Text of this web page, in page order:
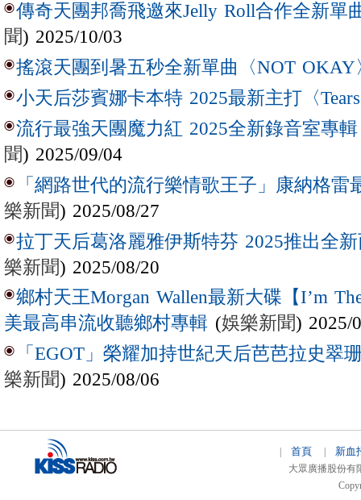
傳奇天團邦喬飛邀來Jelly Roll合作全新單
聞) 2025/10/03
搖滾天團到暑五秒全新單曲〈NOT OKAY
小天后莎賓娜卡本特 2025最新主打〈
流行最強天團魔力紅 2025全新錄音室專
聞) 2025/09/04
「網路世代的流行樂情歌王子」康納格雷
樂新聞) 2025/08/27
拉丁天后葛洛麗雅伊斯特芬 2025推出全新
樂新聞) 2025/08/20
鄉村天王Morgan Wallen最新大碟【I’m
美最高串流收聽鄉村專輯 (娛樂新聞) 2025/
「EGOT」榮耀加持世紀天后芭芭拉史翠
樂新聞) 2025/08/06
首頁 新血
大眾廣播股份有